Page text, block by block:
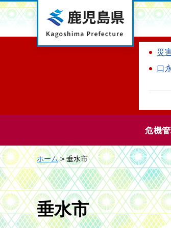
鹿児島県
災
口
危機
ホーム> 垂水市
垂水市